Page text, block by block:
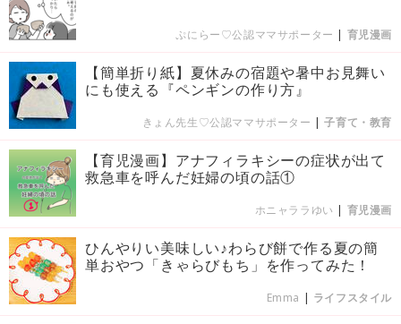
ぷにらー♡公認ママサポーター | 育児漫画
【簡単折り紙】夏休みの宿題や暑中お見舞い
にも使える『ペンギンの作り方』
きょん先生♡公認ママサポーター |子育て・教育
【育児漫画】アナフィラキシーの症状が出て
救急車を呼んだ妊婦の頃の話①
ホニャララゆい | 育児漫画
ひんやりい美味しい♪わらび餅で作る夏の簡
単おやつ「きゃらびもち」を作ってみた！
Emma | ライフスタイル